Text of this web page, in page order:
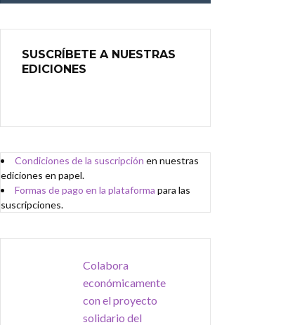
SUSCRÍBETE A NUESTRAS
EDICIONES
Condiciones dela suscripción en nuestras
ediciones en papel.
Formas de pago en la plataforma para las
suscripciones.
Colabora
económicamente
con el proyecto
solidario del